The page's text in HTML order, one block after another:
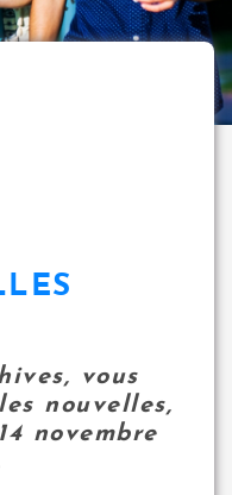
vous
nouvelles,
novembre